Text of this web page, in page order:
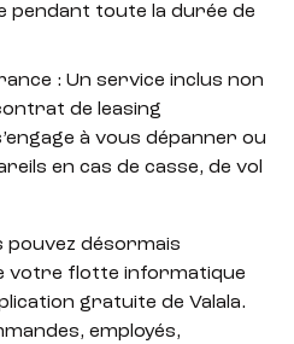
pendant toute la durée de
: Un service inclus non
de leasing
à vous dépanner ou
en cas de casse, de vol
pouvez désormais
votre flotte informatique
gratuite de Valala.
employés,